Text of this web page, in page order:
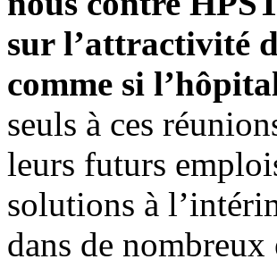
sur l’attractivité
comme si
seuls à ces
leurs futurs
solutions à
dans de